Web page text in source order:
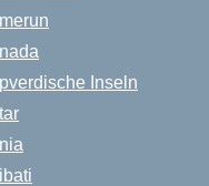
Inseln